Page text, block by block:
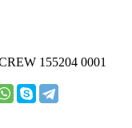
155204 0001